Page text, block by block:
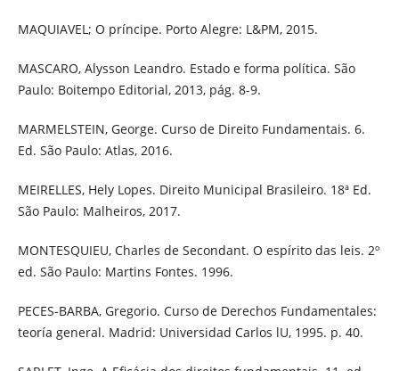
MAQUIAVEL; O príncipe. Porto Alegre: L&PM, 2015.
MASCARO, Alysson Leandro. Estado e forma política. São
Paulo: Boitempo Editorial, 2013, pág. 8-9.
MARMELSTEIN, George. Curso de Direito Fundamentais. 6.
Ed. São Paulo: Atlas, 2016.
MEIRELLES, Hely Lopes. Direito Municipal Brasileiro. 18ª Ed.
São Paulo: Malheiros, 2017.
MONTESQUIEU, Charles de Secondant. O espírito das leis. 2º
ed. São Paulo: Martins Fontes. 1996.
PECES-BARBA, Gregorio. Curso de Derechos Fundamentales:
teoría general. Madrid: Universidad Carlos lU, 1995. p. 40.